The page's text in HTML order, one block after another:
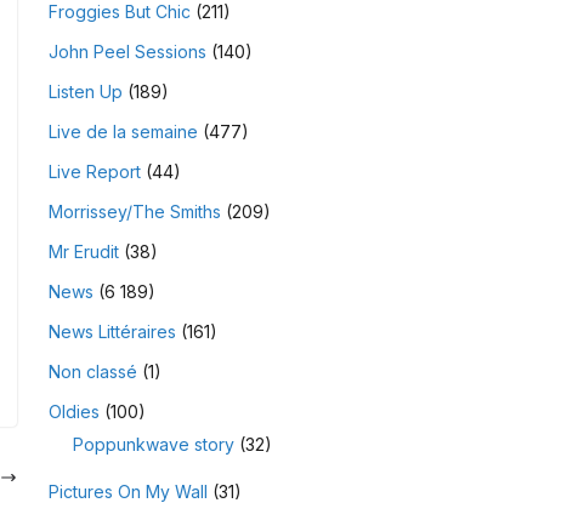
Froggies But Chic (211)
John Peel Sessions (140)
Listen Up (189)
Live de la semaine (477)
Live Report(44)
Morrissey/The Smiths (209)
Mr Erudit(38)
News (6 189)
News Littéraires (161)
Non classé (1)
Oldies (100)
Poppunkwave story(32)
Pictures On My Wall (31)